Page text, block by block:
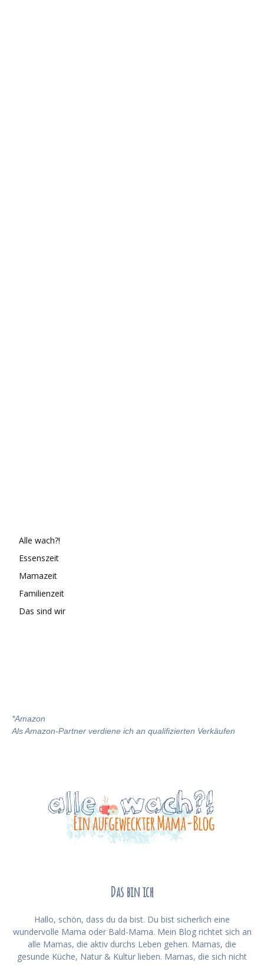
Alle wach?!
Essenszeit
Mamazeit
Familienzeit
Das sind wir
*Amazon
Als Amazon-Partner verdiene ich an qualifizierten Verkäufen
Das bin ich
Hallo, schön, dass du da bist. Du bist sicherlich eine
wundervolle Mama oder Bald-Mama. Mein Blog richtet sich an
alle Mamas, die aktiv durchs Leben gehen. Mamas, die
gesunde Küche, Natur & Kultur lieben. Mamas, die sich nicht